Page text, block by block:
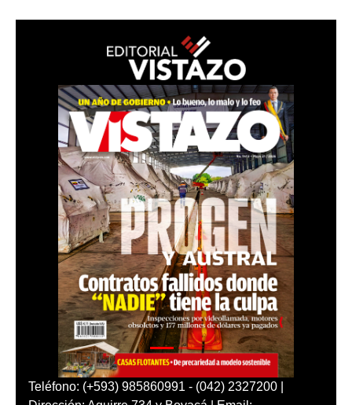
Teléfono: (+593) 985860991 - (042) 2327200 |